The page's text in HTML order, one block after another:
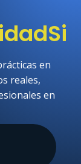
en
reales,
en